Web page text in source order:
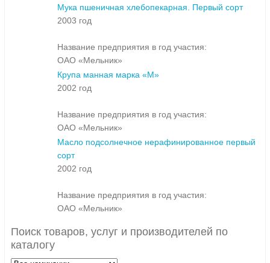
Мука пшеничная хлебопекарная. Первый сорт
2003 год
Название предприятия в год участия:
ОАО «Мельник»
Крупа манная марка «М»
2002 год
Название предприятия в год участия:
ОАО «Мельник»
Масло подсолнечное нерафинированное первый
сорт
2002 год
Название предприятия в год участия:
ОАО «Мельник»
Поиск товаров, услуг и производителей по
каталогу